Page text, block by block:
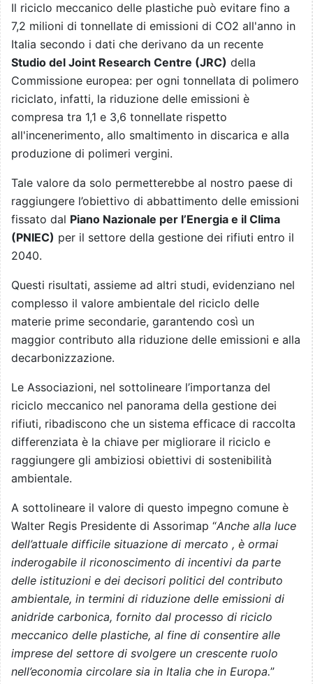
Il riciclo meccanico delle plastiche può evitare fino a
7,2 milioni di tonnellate di emissioni di CO2 all'anno in
Italia secondo i dati che derivano da un recente
Studio del Joint Research Centre (JRC) della
Commissione europea: per ogni tonnellata di polimero
riciclato, infatti, la riduzione delle emissioni è
compresa tra 1,1 e 3,6 tonnellate rispetto
all'incenerimento, allo smaltimento in discarica e alla
produzione di polimeri vergini.
Tale valore da solo permetterebbe al nostro paese di
raggiungere l’obiettivo di abbattimento delle emissioni
fissato dal Piano Nazionale per l’Energia e il Clima
(PNIEC) per il settore della gestione dei rifiuti entro il
2040.
Questi risultati, assieme ad altri studi, evidenziano nel
complesso il valore ambientale del riciclo delle
materie prime secondarie, garantendo così un
maggior contributo alla riduzione delle emissioni e alla
decarbonizzazione.
Le Associazioni, nel sottolineare l’importanza del
riciclo meccanico nel panorama della gestione dei
rifiuti, ribadiscono che un sistema efficace di raccolta
differenziata è la chiave per migliorare il riciclo e
raggiungere gli ambiziosi obiettivi di sostenibilità
ambientale.
A sottolineare il valore di questo impegno comune è
Walter Regis Presidente di Assorimap “Anche alla luce
dell’attuale difficile situazione di mercato , è ormai
inderogabile il riconoscimento di incentivi da parte
delle istituzioni e dei decisori politici del contributo
ambientale, in termini di riduzione delle emissioni di
anidride carbonica, fornito dal processo di riciclo
meccanico delle plastiche, al fine di consentire alle
imprese del settore di svolgere un crescente ruolo
nell’economia circolare sia in Italia che in Europa.”